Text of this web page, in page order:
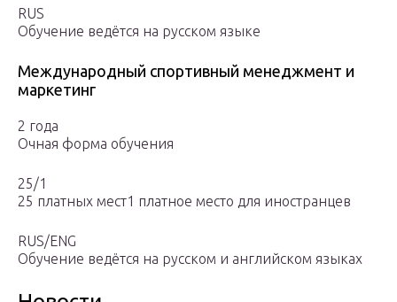
RUS
Обучение ведётся на русском языке
Международный спортивный менеджмент и
маркетинг
2 года
Очная форма обучения
25/1
25 платных мест1 платное место для иностранцев
RUS/ENG
Обучение ведётся на русском и английском языках